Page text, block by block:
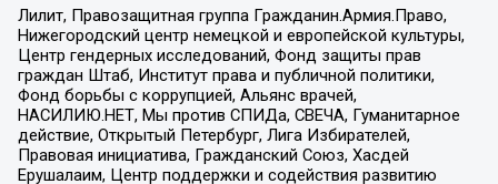
Лилит, Правозащитная группа Гражданин.Армия.Право,
Нижегородский центр немецкой и европейской культуры,
Центр гендерных исследований, Фонд защиты прав
граждан Штаб, Институт права и публичной политики,
Фонд борьбы с коррупцией, Альянс врачей,
НАСИЛИЮ.НЕТ, Мы против СПИДа, СВЕЧА, Гуманитарное
действие, Открытый Петербург, Лига Избирателей,
Правовая инициатива, Гражданский Союз, Хасдей
Ерушалаим, Центр поддержки и содействия развитию